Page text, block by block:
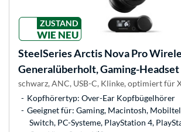
ZUSTAND
WIE NEU
SteelSeriesArctis Nova Pro
Generalüberholt, Gaming-Headset
schwarz, ANC, USB-C, Klinke, optimiert für
Kopfhörertyp: Over-Ear Kopfbügelhörer
Geeignet für: Gaming, Macintosh,
Switch, PC-Systeme, PlayStation 4,